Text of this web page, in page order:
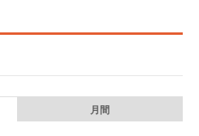
月間